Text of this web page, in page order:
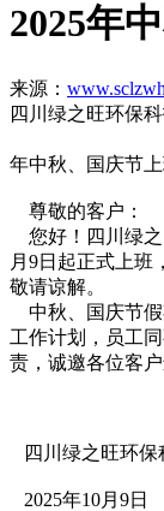
2025年
来源：
四川绿之旺环保
年中秋、国庆节
尊敬的客户：
您好！四川绿之
月9日起正式上班
敬请谅解。
中秋、国庆节假
工作计划，员工
责，诚邀各位客户
四川绿之旺环保
2025年10月9日